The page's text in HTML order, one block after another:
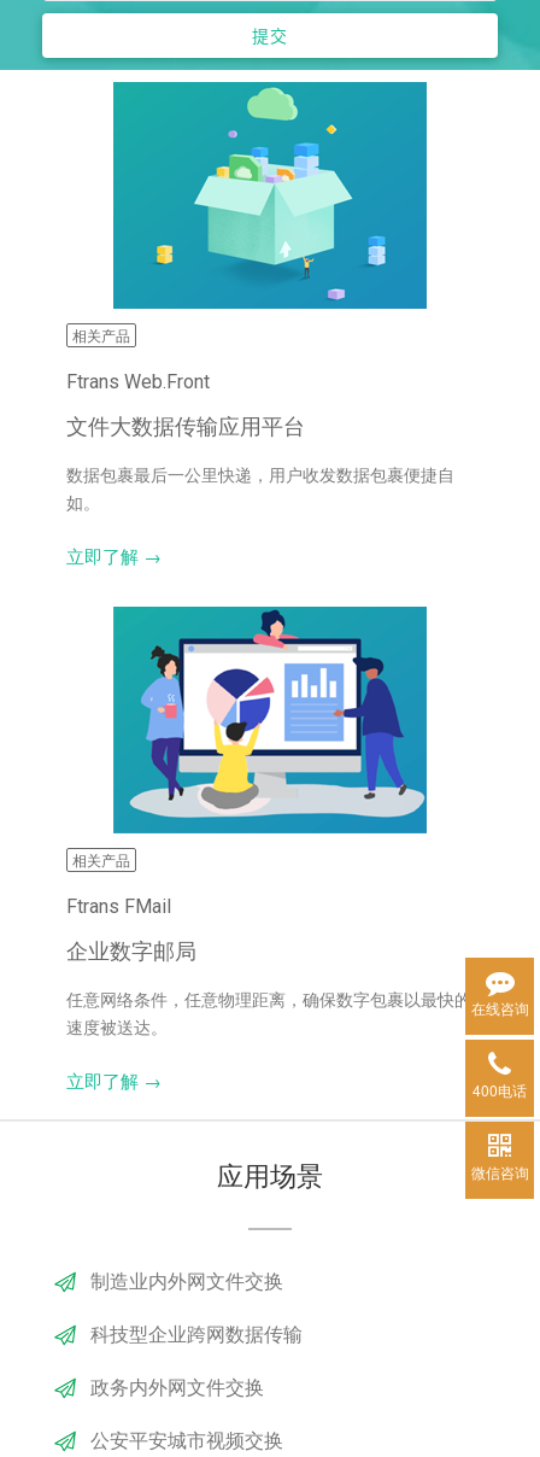
相关产品
Ftrans Web.Front
文件大数据传输应用平台
数据包裹最后一公里快递，用户收发数据包裹便捷自
如。
立即了解 →
相关产品
Ftrans FMail
企业数字邮局
任意网络条件，任意物理距离，确保数字包裹以最快的
速度被送达。
立即了解 →
应用场景
制造业内外网文件交换
科技型企业跨网数据传输
政务内外网文件交换
公安平安城市视频交换
在线咨询
400电话
微信咨询